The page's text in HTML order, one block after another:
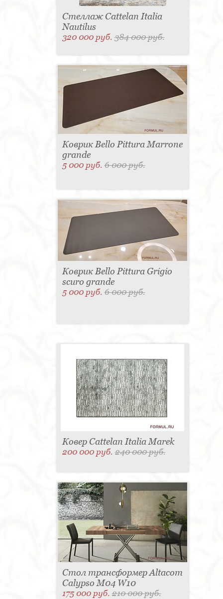
Стеллаж Cattelan Italia
Nautilus
320 000 руб.384 000 руб.
Коврик Bello Pittura Marrone
grande
5 000 руб.6 000 руб.
Коврик Bello Pittura Grigio
scuro grande
5 000 руб.6 000 руб.
Ковер Cattelan Italia Marek
200 000 руб.240 000 руб.
Стол трансформер Altacom
Calypso M04 W10
175 000 руб.210 000 руб.